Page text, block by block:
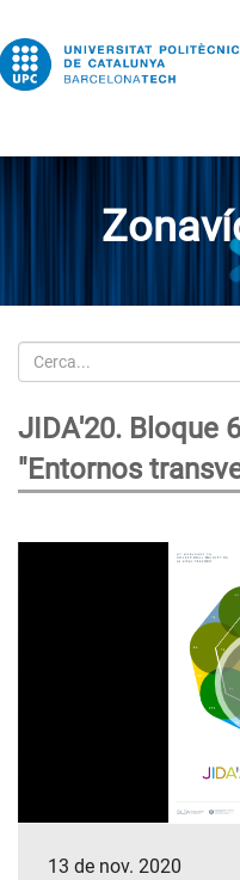
Cerca
JIDA'20. Bloque
"Entornos
13 de nov. 2020